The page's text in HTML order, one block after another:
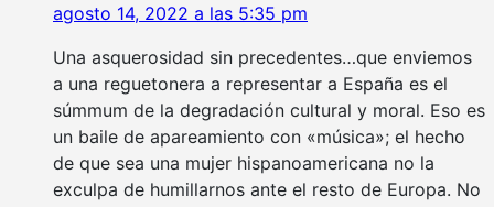
agosto 14, 2022 a las 5:35 pm
Una asquerosidad sin precedentes…que enviemos
a una reguetonera a representar a España es el
súmmum de la degradación cultural y moral. Eso es
un baile de apareamiento con «música»; el hecho
de que sea una mujer hispanoamericana no la
exculpa de humillarnos ante el resto de Europa. No